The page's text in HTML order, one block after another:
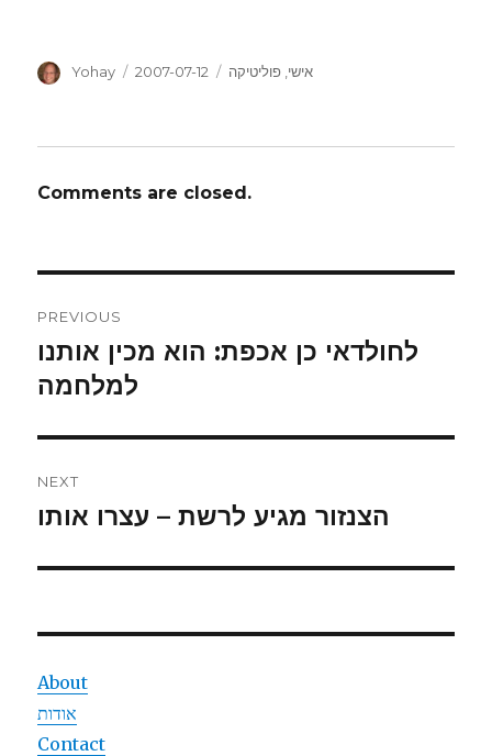
Author
Yohay
Posted
2007-07-12 Categories
אישי, פוליטיקה
Comments are closed.
navigation
PREVIOUS
Previous
post:
לחולדאי כן אכפת: הוא מכין אותנו
למלחמה
NEXT
Next
הצנזור מגיע לרשת – עצרו אותו
About
אודות
Contact